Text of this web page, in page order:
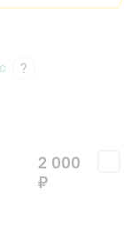
?
2 000
₽